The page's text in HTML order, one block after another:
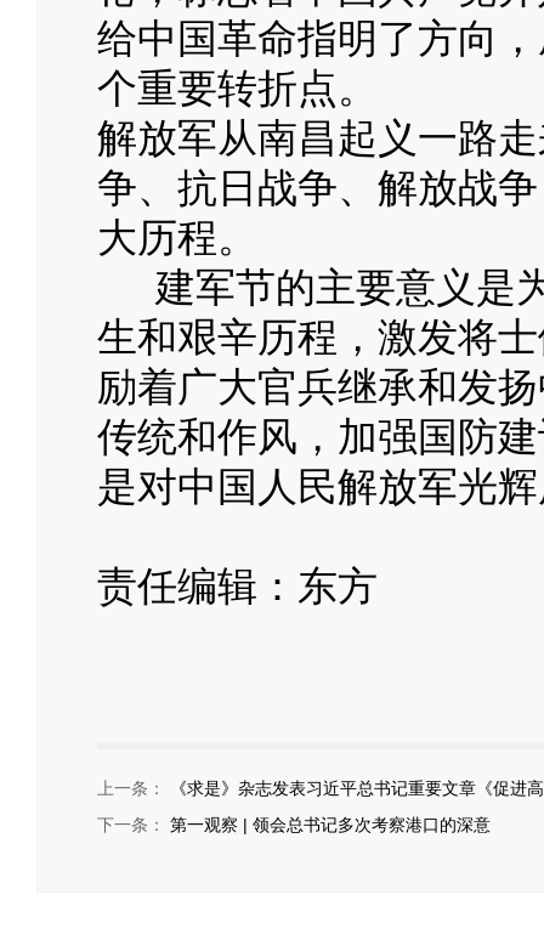
给中国革命指明了方向
个重要转折点。
解放军从南昌起义一路
争、抗日战争、解放战
大历程。
建军节的主要意义是
生和艰辛历程，激发将
励着广大官兵继承和发
传统和作风，加强国防
是对中国人民解放军光
责任编辑：东方
上一条：
《求是》杂志发表习近平总书记重要文章《促进
下一条： 第一观察 | 领会总书记多次考察港口的深意